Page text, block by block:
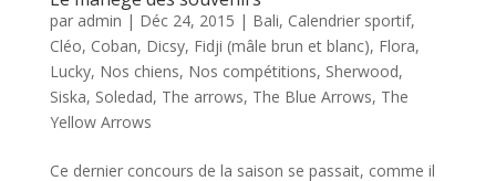
par admin | Déc 24, 2015 | Bali, Calendrier sportif,
Cléo, Coban, Dicsy, Fidji (mâle brun et blanc), Flora,
Lucky, Nos chiens, Nos compétitions, Sherwood,
Siska, Soledad, The arrows, The Blue Arrows, The
Yellow Arrows
Ce dernier concours de la saison se passait, comme il